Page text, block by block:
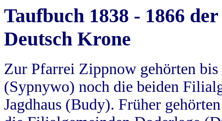
Taufbuch 1838 - 1866
Deutsch Krone
Zur Pfarrei Zippnow gehörten
(Sypnywo) noch die beiden
Jagdhaus (Budy). Früher